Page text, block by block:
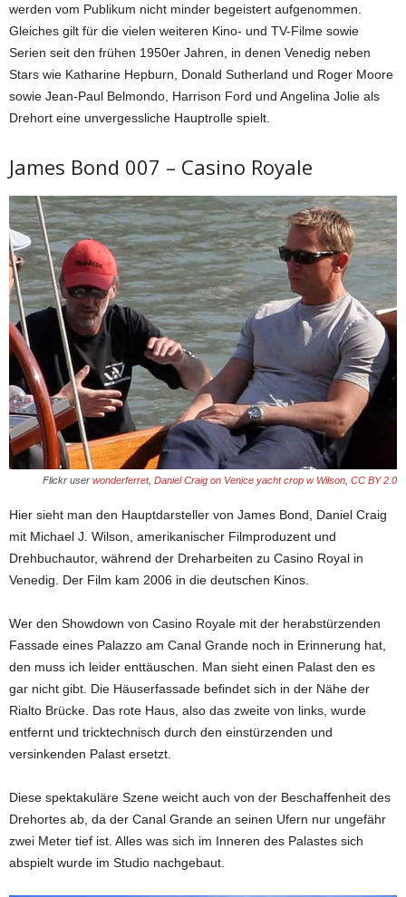
werden vom Publikum nicht minder begeistert aufgenommen.
Gleiches gilt für die vielen weiteren Kino- und TV-Filme sowie
Serien seit den frühen 1950er Jahren, in denen Venedig neben
Stars wie Katharine Hepburn, Donald Sutherland und Roger Moore
sowie Jean-Paul Belmondo, Harrison Ford und Angelina Jolie als
Drehort eine unvergessliche Hauptrolle spielt.
James Bond 007 – Casino Royale
Flickr user wonderferret, Daniel Craig on Venice yacht crop w Wilson CC BY 2.0
Hier sieht man den Hauptdarsteller von James Bond, Daniel Craig
mit Michael J. Wilson, amerikanischer Filmproduzent und
Drehbuchautor, während der Dreharbeiten zu Casino Royal in
Venedig. Der Film kam 2006 in die deutschen Kinos.
Wer den Showdown von Casino Royale mit der herabstürzenden
Fassade eines Palazzo am Canal Grande noch in Erinnerung hat,
den muss ich leider enttäuschen. Man sieht einen Palast den es
gar nicht gibt. Die Häuserfassade befindet sich in der Nähe der
Rialto Brücke. Das rote Haus, also das zweite von links, wurde
entfernt und tricktechnisch durch den einstürzenden und
versinkenden Palast ersetzt.
Diese spektakuläre Szene weicht auch von der Beschaffenheit des
Drehortes ab, da der Canal Grande an seinen Ufern nur ungefähr
zwei Meter tief ist. Alles was sich im Inneren des Palastes sich
abspielt wurde im Studio nachgebaut.